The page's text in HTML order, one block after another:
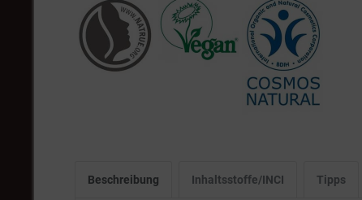
Beschreibung Inhaltsstoffe/INCI Tipps